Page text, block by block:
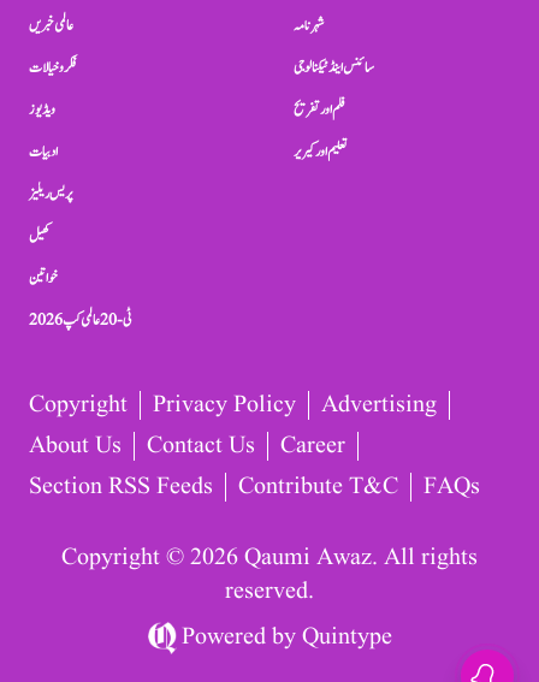
عالمی خبریں
فکر و خیالات
ویڈیوز
ادبیات
پریس ریلیز
کھیل
خواتین
ٹی-20 عالمی کپ 2026
شہرنامہ
سائنس اینڈ ٹیکنالوجی
فلم اور تفریح
تعلیم اور کیریر
Copyright Privacy Policy
Advertising
About Us
Contact Us
Career
Section RSS Feeds
Contribute T&C FAQs
Copyright © 2026 Qaumi Awaz. All rights
reserved.
Powered byQuintype